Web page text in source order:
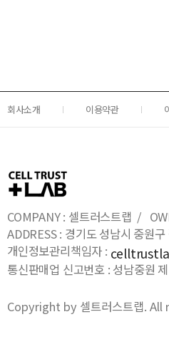
회사소개 이용약관
COMPANY : 셀트러스트랩 /
ADDRESS : 경기도 성남시 중원
개인정보관리책임자 :
통신판매업 신고번호 : 성남중원
Copyright by 셀트러스트랩.